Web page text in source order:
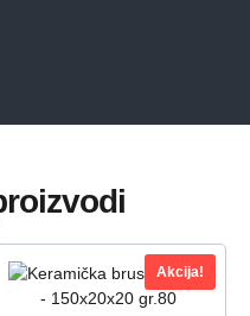
Akcija!